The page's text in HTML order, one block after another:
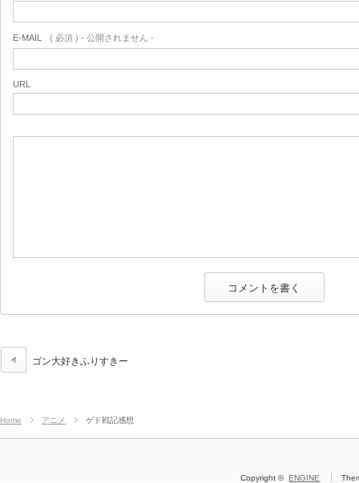
E-MAIL ( 必須 ) - 公開されません -
URL
ゴン大好きふりすきー
Home アニメ ゲド戦記感想
Copyright ©ENGINE